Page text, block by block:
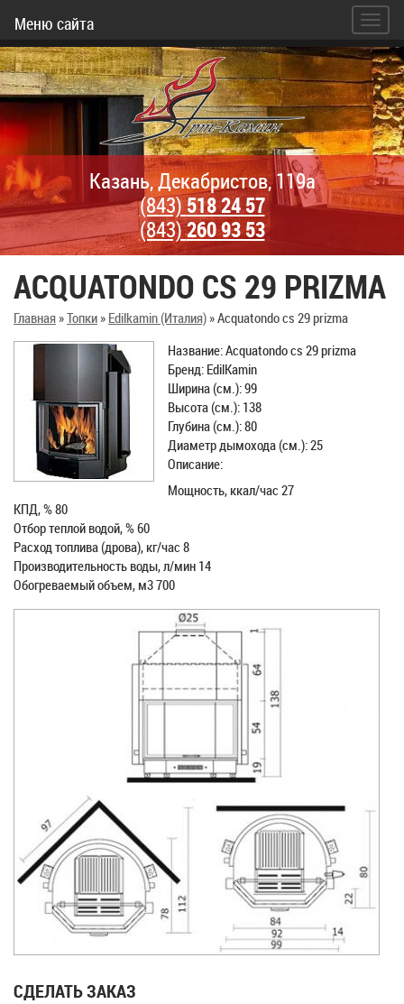
Меню сайта
Казань, Декабристов, 119а
(843)518 24 57
(843)260 93 53
ACQUATONDO CS 29 PRIZMA
Главная»Топки» Edilkamin (Италия)»Acquatondo cs 29 prizma
Название: Acquatondo cs 29 prizma
Бренд: EdilKamin
Ширина (см.): 99
Высота (см.): 138
Глубина (см.): 80
Диаметр дымохода (см.): 25
Описание:
Мощность, ккал/час 27
КПД, % 80
Отбор теплой водой, % 60
Расход топлива (дрова), кг/час 8
Производительность воды, л/мин 14
Обогреваемый объем, м3 700
СДЕЛАТЬ ЗАКАЗ